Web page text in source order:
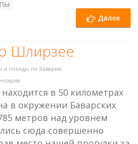
Далее
Шлирзее
и походы по Баварии
находится в 50 километрах
в окружении Баварских
метров над уровнем
сюда совершенно